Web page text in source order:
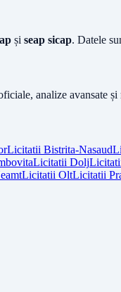
și seap sicap. Datele
analize avansate
Licitatii Bistrita-Nasaud
Licitatii Dolj
Licitatii OltLicitatii